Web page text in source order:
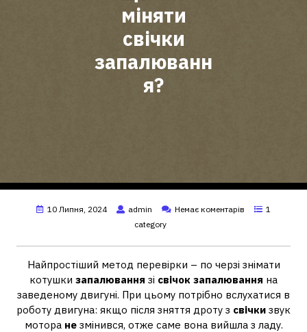
міняти
свічки
запалюванн
я?
10 Липня, 2024 admin Немає коментарів
1
category
Найпростіший метод перевірки – по черзі знімати
котушки запалювання зі свічок запалювання на
заведеному двигуні. При цьому потрібно вслухатися в
роботу двигуна: якщо після зняття дроту з свічки звук
мотора незмінився, отже саме вона вийшла з ладу.